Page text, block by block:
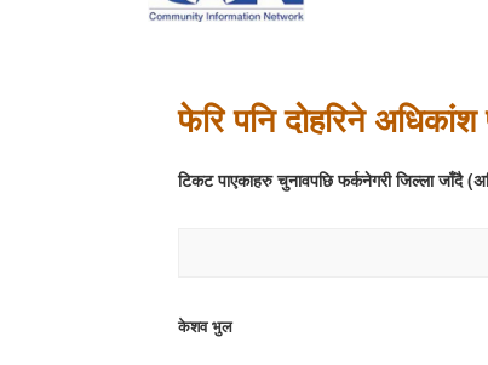
फेरि पनि दोहरिने अधिकांश
टिकट पाएकाहरु चुनावपछि फर्कनेगरी जिल्ला जाँदै
केशव भुल